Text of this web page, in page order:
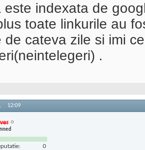
este indexata de
toate linkurile au
de cateva zile si imi
.
12:09
0